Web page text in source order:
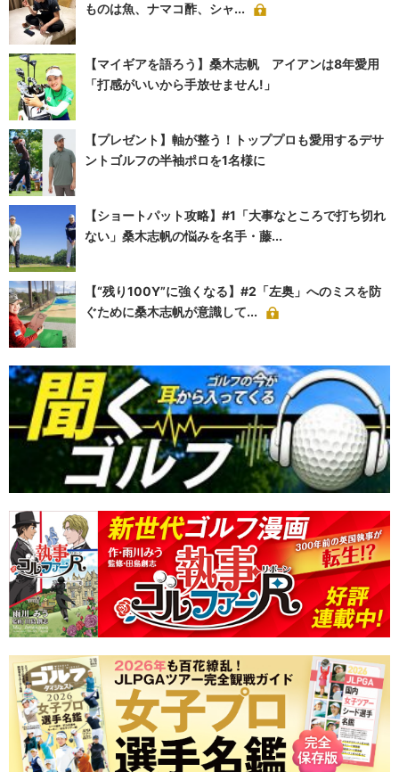
ものは魚、ナマコ酢、シャ...
【マイギアを語ろう】桑木志帆 アイアンは8年愛用
「打感がいいから手放せません!」
【プレゼント】軸が整う！トッププロも愛用するデサ
ントゴルフの半袖ポロを1名様に
【ショートパット攻略】#1「大事なところで打ち切れ
ない」桑木志帆の悩みを名手・藤...
【“残り100Y”に強くなる】#2「左奥」へのミスを防
ぐために桑木志帆が意識して...